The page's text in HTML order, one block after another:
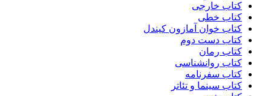
کتاب خارجی
کتاب خطی
کتاب خوان آمازون کیندل
کتاب دست دوم
کتاب رمان
کتاب روانشناسی
کتاب سفرنامه
کتاب سینما و تئاتر